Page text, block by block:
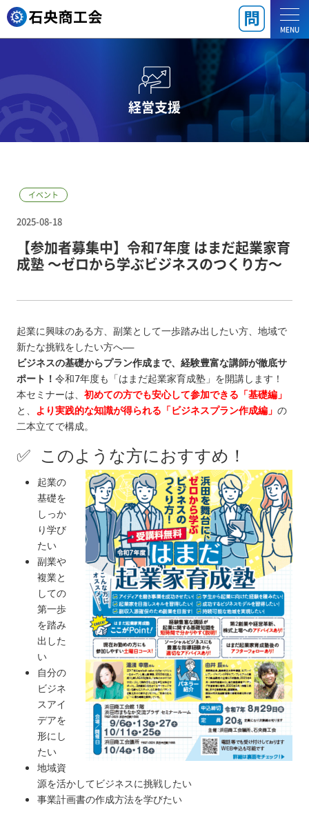
MENU
経営支援
イベント
2025-08-18
【参加者募集中】令和7年度 はまだ起業家育
成塾 ～ゼロから学ぶビジネスのつくり方～
起業に興味のある方、副業として一歩踏み出したい方、地域で
新たな挑戦をしたい方へ――
ビジネスの基礎からプラン作成まで、経験豊富な講師が徹底サ
ポート！ 令和7年度も「はまだ起業家育成塾」を開講します！
本セミナーは、 初めての方でも安心して参加できる「基礎編」
と、
より実践的な知識が得られる「ビジネスプラン作成編」 の
二本立てで構成。
✅ このような方におすすめ！
起業の
基礎を
しっか
り学び
たい
副業や
複業と
しての
第一歩
を踏み
出した
い
自分の
ビジネ
スアイ
デアを
形にし
たい
地域資
源を活かしてビジネスに挑戦したい
事業計画書の作成方法を学びたい